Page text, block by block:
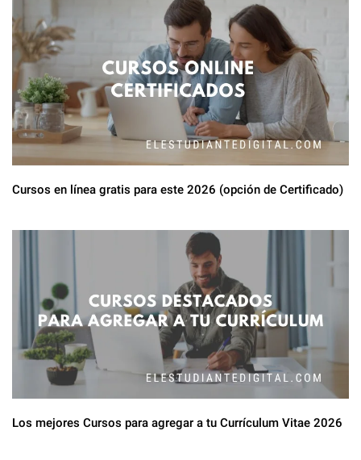
Cursos en línea gratis para este 2026 (opción de Certificado)
Los mejores Cursos para agregar a tu Currículum Vitae 2026